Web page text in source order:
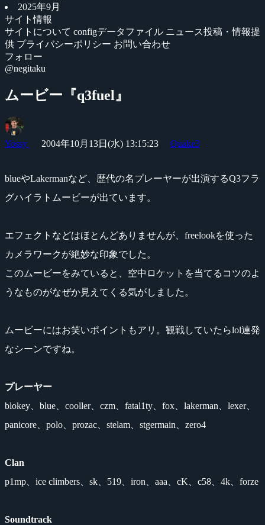
2025年9月
サイト情報
サイトについて configデータファイル ニュース投稿・情報提
供 プライバシーポリシー お問い合わせ
フォロー
@negitaku
ムービー『q3fuel』
Yossy 2004年10月13日(水) 13:15:23 Quake3
blueやLakermanなど、歴代の名プレーヤーが出演するQ3フラ
グハイラトムービーが出ています。
エフェクトなどはほとんどありませんが、freelookを使った
カメラワークが絶妙な印象でした。
このムービーをみていると、空中ロケットを当てるコツのよ
うなものがなぜか見えてくる気がしました。
ムービーにはお笑いポイントもアリ。観戦していたらlol連発
なシーンですね。
プレーヤー
blokey、blue、cooller、czm、fatal1ty、fox、lakerman、lexer、
panicore、polo、prozac、stelam、stgermain、zero4
Clan
p1mp、ice climbers、sk、519、iron、aaa、cK、c58、4k、forze
Soundtrack